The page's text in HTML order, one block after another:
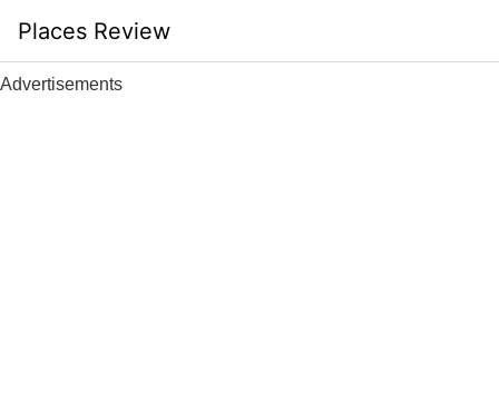
content
Places Review
Advertisements